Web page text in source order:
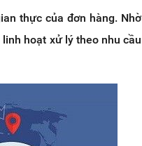
thực của đơn hàng. Nhờ
hoạt xử lý theo nhu cầu